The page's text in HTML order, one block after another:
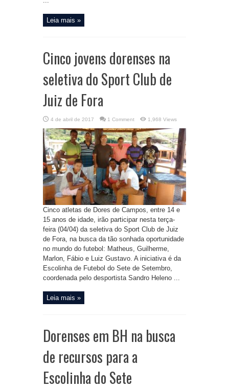
Leia mais »
Cinco jovens dorenses na
seletiva do Sport Club de
Juiz de Fora
4 de abril de 2017 1 Comment 1,968 Views
Cinco atletas de Dores de Campos, entre 14 e
15 anos de idade, irão participar nesta terça-
feira (04/04) da seletiva do Sport Club de Juiz
de Fora, na busca da tão sonhada oportunidade
no mundo do futebol: Matheus, Guilherme,
Marlon, Fábio e Luiz Gustavo. A iniciativa é da
Escolinha de Futebol do Sete de Setembro,
coordenada pelo desportista Sandro Heleno ...
Leia mais »
Dorenses em BH na busca
de recursos para a
Escolinha do Sete